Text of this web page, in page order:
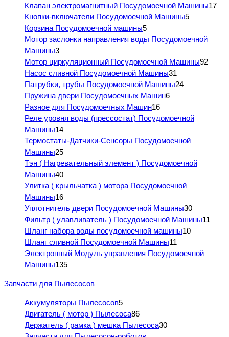
Клапан электромагнитный Посудомоечной Машины17
Кнопки-включатели Посудомоечной Машины5
Корзина Посудомоечной машины5
Мотор заслонки направления воды Посудомоечной
Машины3
Мотор циркуляционный Посудомоечной Машины92
Насос сливной Посудомоечной Машины31
Патрубки, трубы Посудомоечной Машины24
Пружина двери Посудомоечных Машин6
Разное для Посудомоечных Машин16
Реле уровня воды (прессостат) Посудомоечной
Машины14
Термостаты-Датчики-Сенсоры Посудомоечной
Машины25
Тэн ( Нагревательный элемент ) Посудомоечной
Машины40
Улитка ( крыльчатка ) мотора Посудомоечной
Машины16
Уплотнитель двери Посудомоечной Машины30
Фильтр ( улавливатель ) Посудомоечной Машины11
Шланг набора воды посудомоечной машины10
Шланг сливной Посудомоечной Машины11
Электронный Модуль управления Посудомоечной
Машины135
Запчасти для Пылесосов
Аккумуляторы Пылесосов5
Двигатель ( мотор ) Пылесоса86
Держатель ( рамка ) мешка Пылесоса30